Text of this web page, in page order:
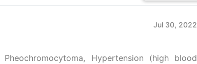
Jul 30, 2022
Hypertension (high blood